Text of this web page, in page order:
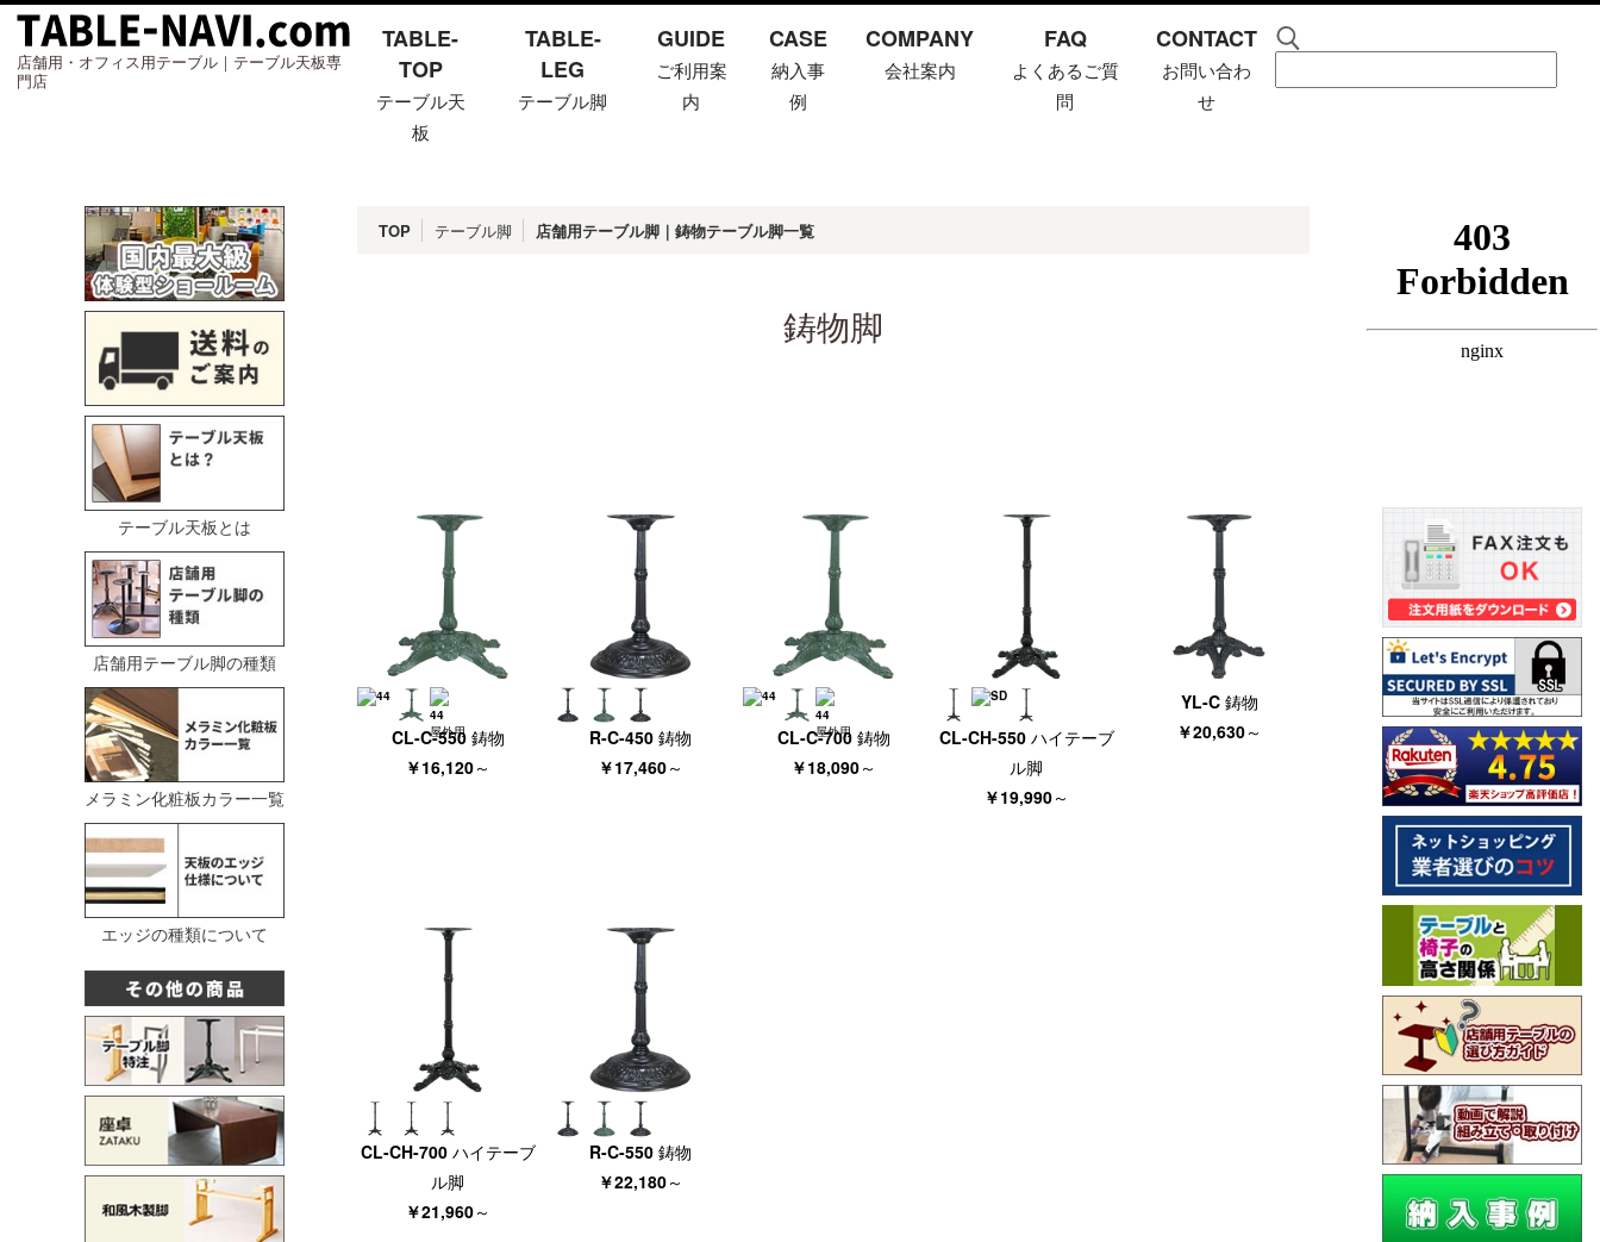
店舗用・オフィス用テーブル｜テーブル天板専
門店
TABLE-
TOP
テーブル天
板
TABLE-
LEG
テーブル脚
GUIDE
ご利用案
内
CASE
納入事
例
COMPANY
会社案内
FAQ
よくあるご質
問
CONTACT
お問い合わ
せ
TOP テーブル脚 店舗用テーブル脚｜鋳物テーブル脚一覧
鋳物脚
CL-C-550 鋳物
￥16,120～
R-C-450 鋳物
￥17,460～
CL-C-700 鋳物
￥18,090～
CL-CH-550 ハイテーブ
ル脚
￥19,990～
YL-C 鋳物
￥20,630～
CL-CH-700 ハイテーブ
ル脚
￥21,960～
R-C-550 鋳物
￥22,180～
テーブル天板とは
店舗用テーブル脚の種類
メラミン化粧板カラー一覧
エッジの種類について